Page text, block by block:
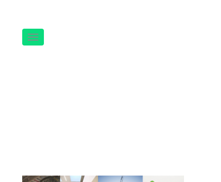
Navigation